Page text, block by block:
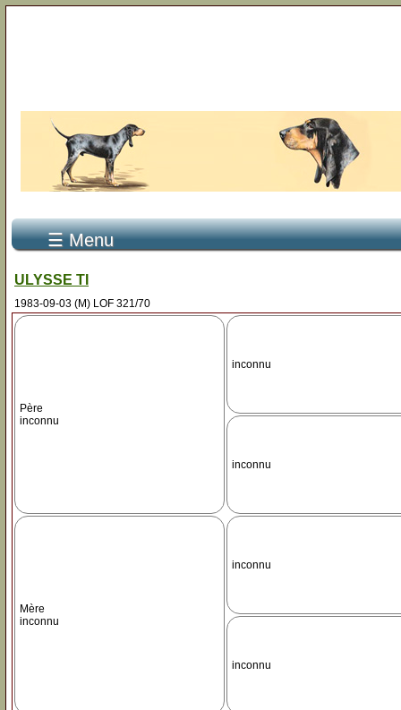
☰ Menu
ULYSSE TI
1983-09-03 (M) LOF 321/70
Père
inconnu
inconnu
inconnu
Mère
inconnu
inconnu
inconnu